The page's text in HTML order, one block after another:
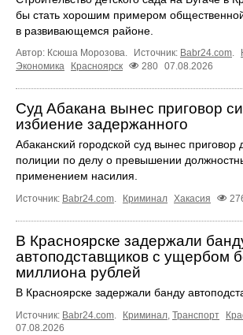
бы стать хорошим примером
в развивающемся районе.
Автор: Ксюша Морозова. Источник: Babr24.com.
Экономика
Красноярск 280 07.08.2026
Суд Абакана вынес приговор
избиение задержанного
Абаканский городской суд вынес приговор
полиции по делу о превышении
применением насилия.
Источник: Babr24.com. Криминал Хакасия
В Красноярске задержали
автоподставщиков с ущербом
миллиона рублей
В Красноярске задержали банду
Источник: Babr24.com. Криминал, Транспорт
07.08.2026